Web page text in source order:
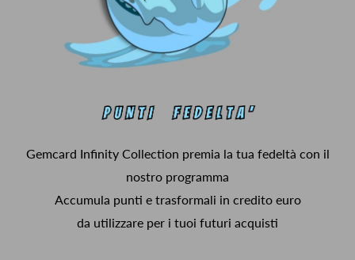
Gemcard Infinity Collection premia la tua fedeltà con il
nostro programma
Accumula punti e trasformali in credito euro
da utilizzare per i tuoi futuri acquisti